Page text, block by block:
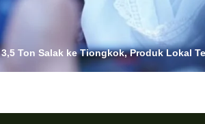
Ton Salak ke Tiongkok, Produk Lokal